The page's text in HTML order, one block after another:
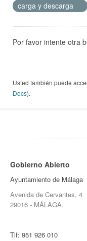
carga y descarga
Por favor intente otra
Usted también puede
Docs).
Gobierno Abierto
Ayuntamiento de Málaga
Avenida de Cervantes, 4
29016 - MÁLAGA.
Tlf: 951 926 010